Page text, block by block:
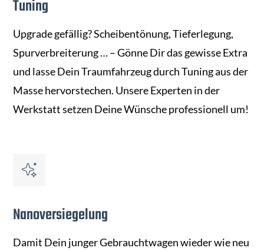
Tuning
Upgrade gefällig? Scheibentönung, Tieferlegung,
Spurverbreiterung … – Gönne Dir das gewisse Extra
und lasse Dein Traumfahrzeug durch Tuning aus der
Masse hervorstechen. Unsere Experten in der
Werkstatt setzen Deine Wünsche professionell um!
Nanoversiegelung
Damit Dein junger Gebrauchtwagen wieder wie neu